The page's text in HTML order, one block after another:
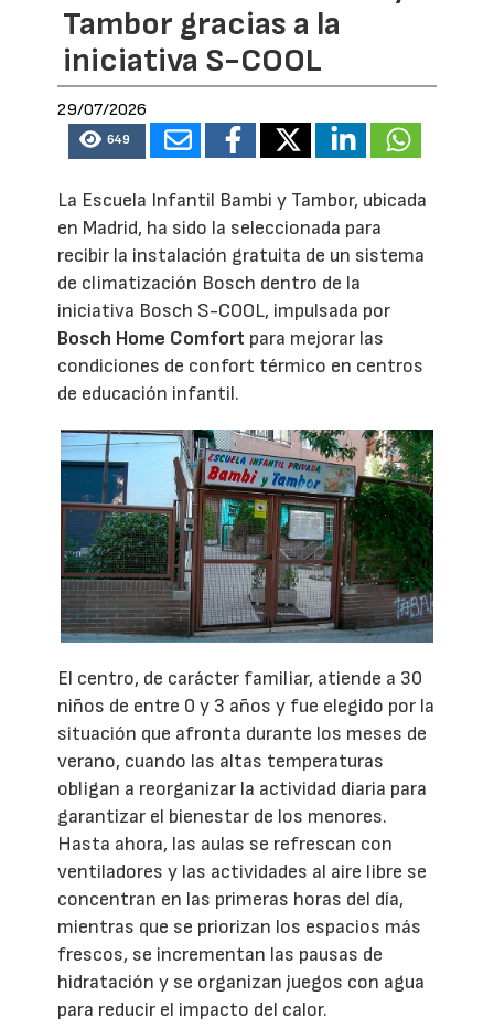
Tambor gracias a la
iniciativa S-COOL
29/07/2026
649
La Escuela Infantil Bambi y Tambor, ubicada
en Madrid, ha sido la seleccionada para
recibir la instalación gratuita de un sistema
de climatización Bosch dentro de la
iniciativa Bosch S-COOL, impulsada por
Bosch Home Comfort para mejorar las
condiciones de confort térmico en centros
de educación infantil.
El centro, de carácter familiar, atiende a 30
niños de entre 0 y 3 años y fue elegido por la
situación que afronta durante los meses de
verano, cuando las altas temperaturas
obligan a reorganizar la actividad diaria para
garantizar el bienestar de los menores.
Hasta ahora, las aulas se refrescan con
ventiladores y las actividades al aire libre se
concentran en las primeras horas del día,
mientras que se priorizan los espacios más
frescos, se incrementan las pausas de
hidratación y se organizan juegos con agua
para reducir el impacto del calor.